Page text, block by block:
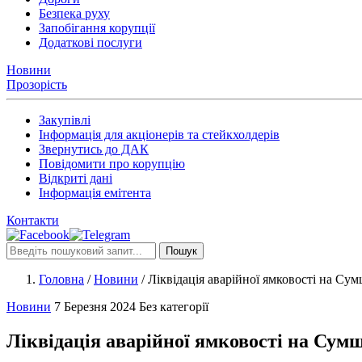
Безпека руху
Запобігання корупції
Додаткові послуги
Новини
Прозорість
Закупівлі
Інформація для акціонерів та стейкхолдерів
Звернутись до ДАК
Повідомити про корупцію
Відкриті дані
Інформація емітента
Контакти
Пошук
Головна /Новини /Ліквідація аварійної ямковості на
Новини 7 Березня 2024 Без категорії
Ліквідація аварійної ямковості на